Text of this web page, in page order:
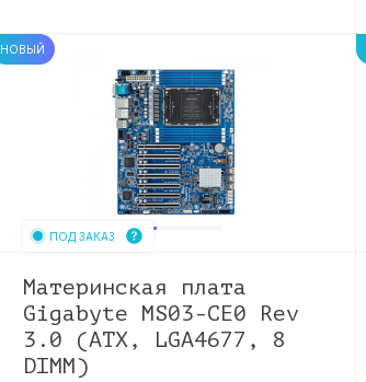
НОВЫЙ
ПОД ЗАКАЗ
Материнская плата
Gigabyte MS03-CE0 Rev
3.0 (ATX, LGA4677, 8
DIMM)